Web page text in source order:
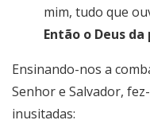
mim, tudo que
Então o Deus
Ensinando-nos a
Senhor e Salvador,
inusitadas: